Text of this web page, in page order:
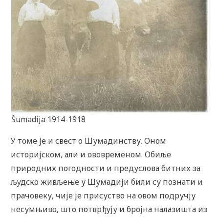
Šumadija 1914-1918
У томе је и свест о Шумадинству. Оном
историјском, али и ововременом. Обиље
природних погодности и предуслова битних за
људско живљење у Шумадији били су познати и
прачовеку, чије је присуство на овом подручју
несумњиво, што потврђују и бројна налазишта из